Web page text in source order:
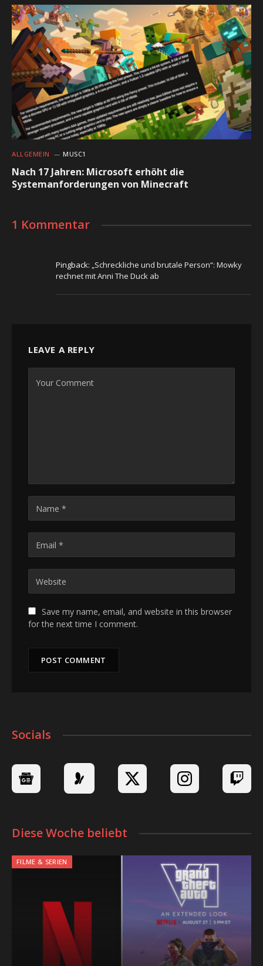
ALLGEMEIN MUSC1
Nach 17 Jahren: Microsoft erhöht die
Systemanforderungen von Minecraft
1 Kommentar
Pingback: „Schreckliche und brutale Person“: Mowky
rechnet mit Anni The Duck ab
LEAVE A REPLY
Save my name, email, and website in this browser
for the next time I comment.
Socials
Diese Woche beliebt
FILME & SERIEN